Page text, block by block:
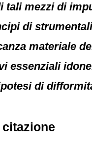
mezzi di
di
materiale
essenziali
di